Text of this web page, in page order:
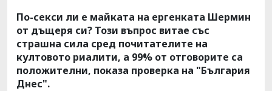
По-секси ли е майката на ергенката Шермин
от дъщеря си? Този въпрос витае със
страшна сила сред почитателите на
култовото риалити, а 99% от отговорите са
положителни, показа проверка на "България
Днес".